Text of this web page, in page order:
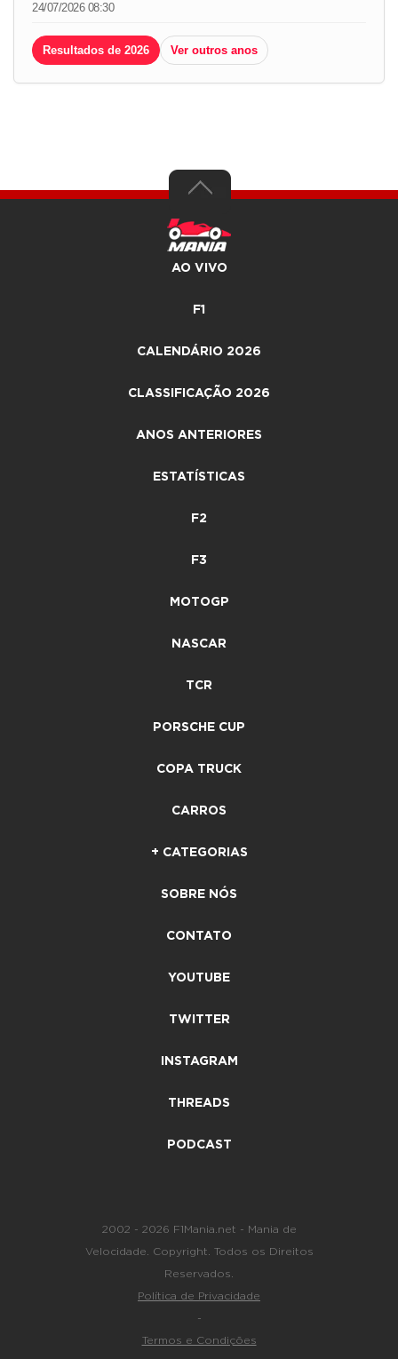
24/07/2026 08:30
Resultados de 2026 Ver outros anos
AO VIVO
F1
CALENDÁRIO 2026
CLASSIFICAÇÃO 2026
ANOS ANTERIORES
ESTATÍSTICAS
F2
F3
MOTOGP
NASCAR
TCR
PORSCHE CUP
COPA TRUCK
CARROS
+ CATEGORIAS
SOBRE NÓS
CONTATO
YOUTUBE
TWITTER
INSTAGRAM
THREADS
PODCAST
2002 - 2026 F1Mania.net - Mania de
Velocidade. Copyright. Todos os Direitos
Reservados.
Política de Privacidade
-
Termos e Condições